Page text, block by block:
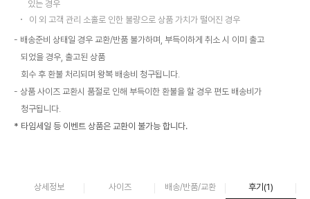
있는 경우
이 외 고객 관리 소홀로 인한 불량으로 상품 가치가 떨어진 경우
배송준비 상태일 경우 교환/반품 불가하며, 부득이하게 취소 시 이미 출고
되었을 경우, 출고된 상품
회수 후 환불 처리되며 왕복 배송비 청구됩니다.
상품 사이즈 교환시 품절로 인해 부득이한 환불을 할 경우 편도 배송비가
청구됩니다.
* 타임세일 등 이벤트 상품은 교환이 불가능 합니다.
상세정보 사이즈 배송/반품/교환 후기(1)